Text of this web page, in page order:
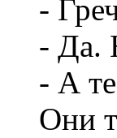
-
- Да.
- А
Они